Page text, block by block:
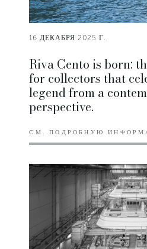
16 ДЕКАБРЯ 2025 Г.
Riva Cento is born:
for collectors that
legend from a
perspective.
СМ. ПОДРОБНУЮ